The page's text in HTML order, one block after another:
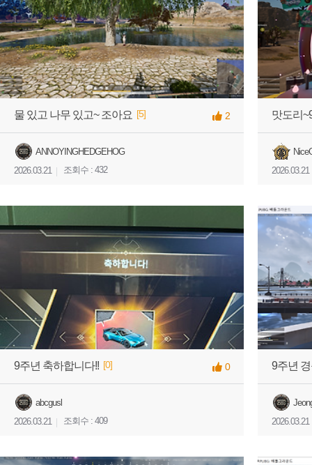
2
[5]
물 있고 나무 있고~ 조아요
ANNOYINGHEDGEHOG
2026.03.21
조회수 : 432
맛도리
2026.03.21
0
[0]
9주년 축하합니다!!
abcgusl
2026.03.21
조회수 : 409
9주년
2026.03.21